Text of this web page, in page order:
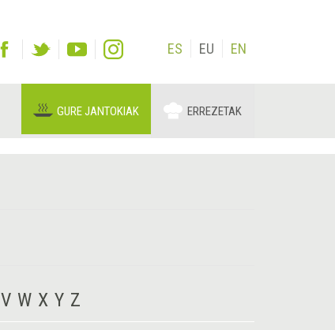
ES EU EN
GURE JANTOKIAK ERREZETAK
V W X Y Z